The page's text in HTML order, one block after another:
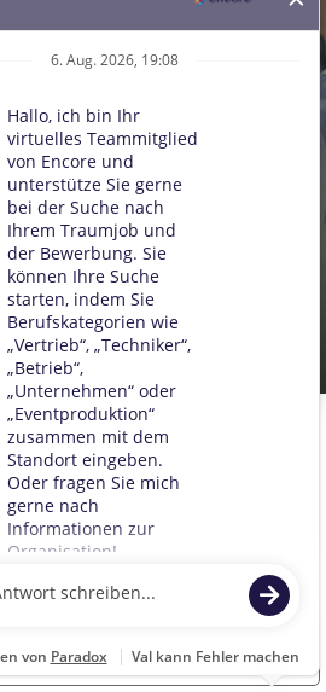
unserer
unserer
sich in einem neuen Fenster)
Zustimmen